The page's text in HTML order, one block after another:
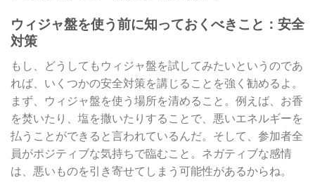
ウィジャ盤を使う前に知っておくべきこと：安全
対策
もし、どうしてもウィジャ盤を試してみたいというのであ
れば、いくつかの安全対策を講じることを強く勧めるよ。
まず、ウィジャ盤を使う場所を清めること。例えば、お香
を焚いたり、塩を撒いたりすることで、悪いエネルギーを
払うことができると言われているんだ。そして、参加者全
員がポジティブな気持ちで臨むこと。ネガティブな感情
は、悪いものを引き寄せてしまう可能性があるからね。